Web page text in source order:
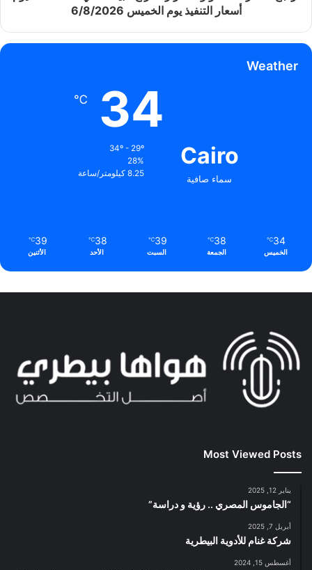
أسعار التنفيذ يوم الخميس 6/8/2026
Weather
Cairo
سماء صافية
34
℃
34º - 29º
28%
8.25 كيلومتر/ساعة
34
℃
الخميس
38
℃
الجمعة
39
℃
السبت
38
℃
الأحد
39
℃
الأثنين
Most Viewed Posts
يناير 12, 2025
“الجاموس المصري .. رؤية و دراسة”
أبريل 7, 2025
شركة غنام للأدوية البيطرية
أغسطس 15, 2024